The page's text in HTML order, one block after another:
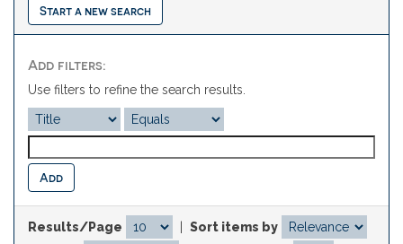
Start a new search
Add filters:
Use filters to refine the search results.
Results/Page
Sort items by